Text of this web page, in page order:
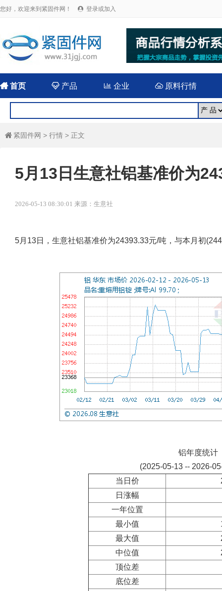
您好，欢迎来到紧固件网！  登录或加入
首页  产品 企业 原料行情
 紧固件网 > 行情 > 正文
5月13日生意社铝基准价为
2026-05-13 08:30:01 来源：生意社
5月13日，生意社铝基准价为24393.33元/吨，与本月初
铝年度统计
(2025-05-13 -- 2026-
当日价
日涨幅
一年位置
最小值
最大值
中位值
顶位差
底位差